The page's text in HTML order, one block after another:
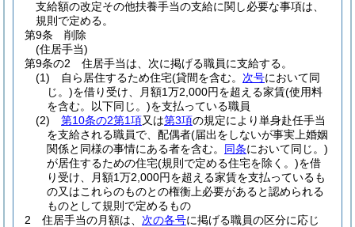
支給額の改定その他扶養手当の支給に関し必要な事項は、
規則で定める。
第9条
削除
(住居手当)
第9条の2
住居手当は、次に掲げる職員に支給する。
(1)
自ら居住するため住宅(貸間を含む。 次号において同
じ。)を借り受け、月額1万2,000円を超える家賃(使用料
を含む。以下同じ。)を支払っている職員
(2)
第10条の2第1項又は第3項の規定により単身赴任手当
を支給される職員で、配偶者(届出をしないが事実上婚姻
関係と同様の事情にある者を含む。 同条において同じ。)
が居住するための住宅(規則で定める住宅を除く。)を借
り受け、月額1万2,000円を超える家賃を支払っているも
の又はこれらのものとの権衡上必要があると認められる
ものとして規則で定めるもの
2
住居手当の月額は、 次の各号に掲げる職員の区分に応じ